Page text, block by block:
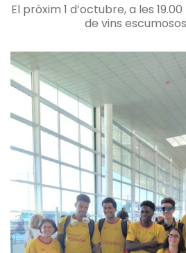
El pròxim 1 d’octubre, a les
de vins escumosos